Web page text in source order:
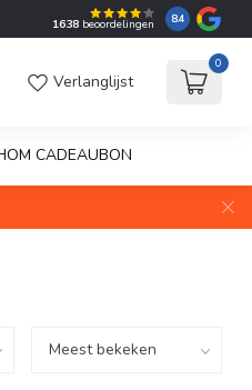
1638 beoordelingen 8.4
Verlanglijst
0
CADEAUBON